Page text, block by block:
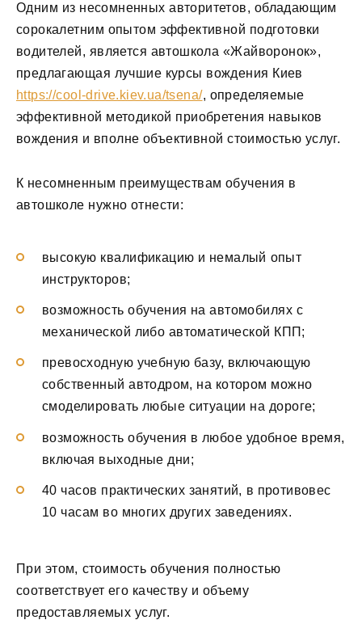
Одним из несомненных авторитетов, обладающим
сорокалетним опытом эффективной подготовки
водителей, является автошкола «Жайворонок»,
предлагающая лучшие курсы вождения Киев
https://cool-drive.kiev.ua/tsena/, определяемые
эффективной методикой приобретения навыков
вождения и вполне объективной стоимостью услуг.
К несомненным преимуществам обучения в
автошколе нужно отнести:
высокую квалификацию и немалый опыт
инструкторов;
возможность обучения на автомобилях с
механической либо автоматической КПП;
превосходную учебную базу, включающую
собственный автодром, на котором можно
смоделировать любые ситуации на дороге;
возможность обучения в любое удобное время,
включая выходные дни;
40 часов практических занятий, в противовес
10 часам во многих других заведениях.
При этом, стоимость обучения полностью
соответствует его качеству и объему
предоставляемых услуг.